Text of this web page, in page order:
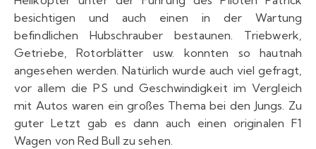
besichtigen und auch einen in der Wartung
befindlichen Hubschrauber bestaunen. Triebwerk,
Getriebe, Rotorblätter usw. konnten so hautnah
angesehen werden. Natürlich wurde auch viel gefragt,
vor allem die PS und Geschwindigkeit im Vergleich
mit Autos waren ein großes Thema bei den Jungs. Zu
guter Letzt gab es dann auch einen originalen F1
Wagen von Red Bull zu sehen.